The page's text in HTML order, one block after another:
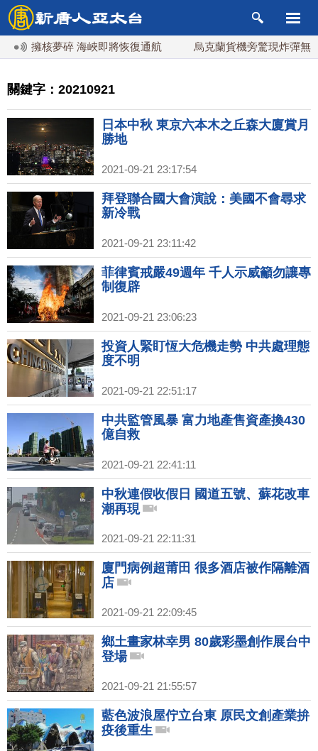
核夢碎 海峽即將恢復通航 烏克蘭貨機旁驚現炸彈無人機
關鍵字：20210921
日本中秋 東京六本木之丘森大廈賞月
勝地
2021-09-21 23:17:54
拜登聯合國大會演說：美國不會尋求
新冷戰
2021-09-21 23:11:42
菲律賓戒嚴49週年 千人示威籲勿讓專
制復辟
2021-09-21 23:06:23
投資人緊盯恆大危機走勢 中共處理態
度不明
2021-09-21 22:51:17
中共監管風暴 富力地產售資產換430
億自救
2021-09-21 22:41:11
中秋連假收假日 國道五號、蘇花改車
潮再現
2021-09-21 22:11:31
廈門病例超莆田 很多酒店被作隔離酒
店
2021-09-21 22:09:45
鄉土畫家林幸男 80歲彩墨創作展台中
登場
2021-09-21 21:55:57
藍色波浪屋佇立台東 原民文創產業拚
疫後重生